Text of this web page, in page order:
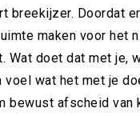
breekijzer. Doordat
maken voor
Wat doet dat met je,
voel wat het met je
bewust afscheid